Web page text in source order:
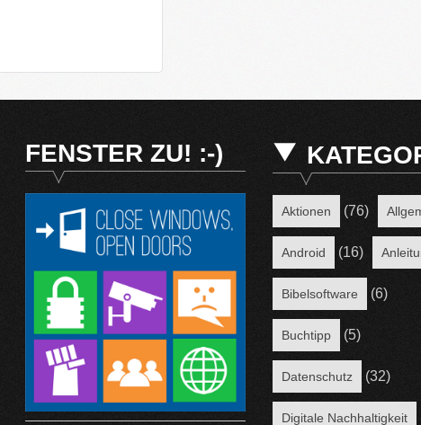
FENSTER ZU! :-)
Aktionen (76)
Android (16)
Bibelsoftware (6)
Buchtipp (5)
Datenschutz (32)
Digitale Nachhaltigkeit